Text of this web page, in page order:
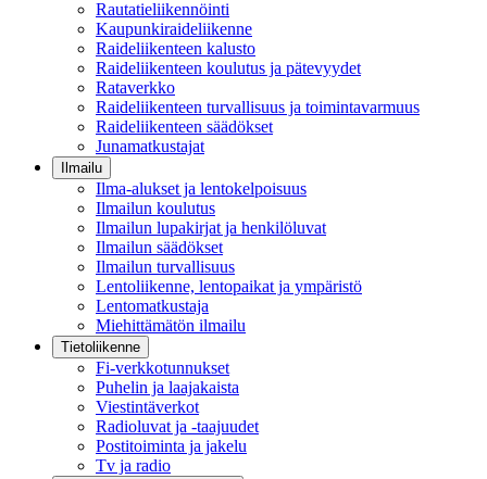
Rautatieliikennöinti
Kaupunkiraideliikenne
Raideliikenteen kalusto
Raideliikenteen koulutus ja pätevyydet
Rataverkko
Raideliikenteen turvallisuus ja toimintavarmuus
Raideliikenteen säädökset
Junamatkustajat
Ilmailu
Ilma-alukset ja lentokelpoisuus
Ilmailun koulutus
Ilmailun lupakirjat ja henkilöluvat
Ilmailun säädökset
Ilmailun turvallisuus
Lentoliikenne, lentopaikat ja ympäristö
Lentomatkustaja
Miehittämätön ilmailu
Tietoliikenne
Fi-verkkotunnukset
Puhelin ja laajakaista
Viestintäverkot
Radioluvat ja -taajuudet
Postitoiminta ja jakelu
Tv ja radio